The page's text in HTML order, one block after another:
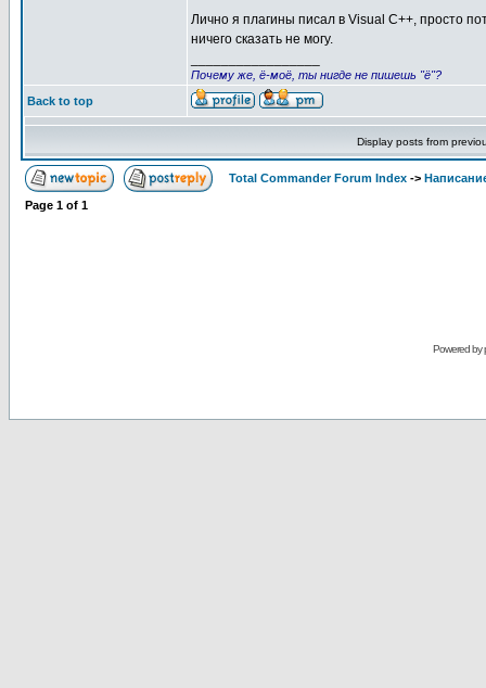
Лично я плагины писал в Visual C++, просто
ничего сказать не могу.
Почему же, ё-моё, ты нигде не пишешь "ё"?
Back to top
Display posts from
Total Commander Forum Index ->
Page 1 of 1
Powered by